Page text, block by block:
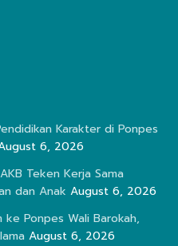
Karakter di Ponpes
6, 2026
Teken Kerja Sama
dan Anak August 6, 2026
ke Ponpes Wali Barokah,
August 6, 2026